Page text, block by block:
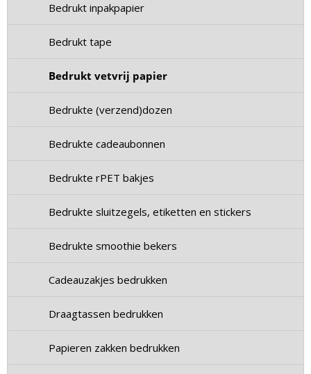
Bedrukt inpakpapier
Bedrukt tape
Bedrukt vetvrij papier
Bedrukte (verzend)dozen
Bedrukte cadeaubonnen
Bedrukte rPET bakjes
Bedrukte sluitzegels, etiketten en stickers
Bedrukte smoothie bekers
Cadeauzakjes bedrukken
Draagtassen bedrukken
Papieren zakken bedrukken